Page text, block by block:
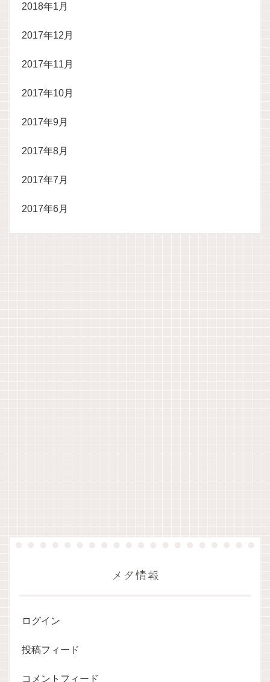
2018年1月
2017年12月
2017年11月
2017年10月
2017年9月
2017年8月
2017年7月
2017年6月
メタ情報
ログイン
投稿フィード
コメントフィード